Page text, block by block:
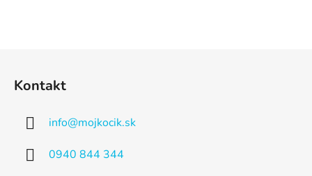
Kontakt
info@mojkocik.sk
0940 844 344